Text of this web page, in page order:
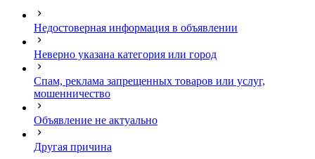
Недостоверная информация в объявлении
Неверно указана категория или город
Спам, реклама запрещенных товаров или услуг,
мошенничество
Объявление не актуально
Другая причина